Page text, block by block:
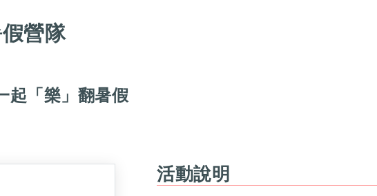
營隊
起「樂」翻暑假
活動說明